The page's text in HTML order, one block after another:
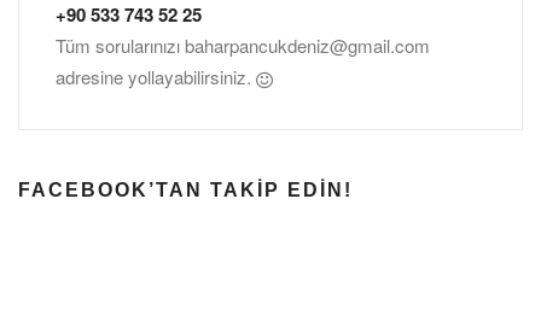
+90 533 743 52 25
Tüm sorularınızıbaharpancukdeniz@gmail.com
adresine yollayabilirsiniz.
FACEBOOK’TAN TAKIP EDIN!